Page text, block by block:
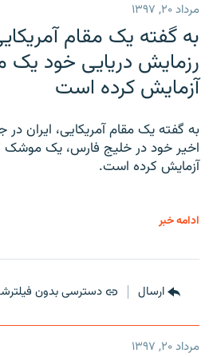
مرداد ۲۰, ۱۳۹۷
به گفته یک مقام
رزمایش دریایی خود
آزمایش کرده است
به گفته یک مقام آمریکایی، ایران در
اخیر خود در خلیج فارس، یک موشک
آزمایش کرده است.
ادامه خبر
ارسال دسترسی بدون
مرداد ۲۰, ۱۳۹۷